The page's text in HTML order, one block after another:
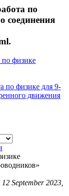
по
соединения
по физике
по физике для 9-
движения
12 September 2023,